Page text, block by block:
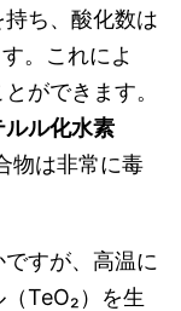
ち、酸化数は
。これによ
ができます。
ルル化水素
物は非常に毒
すが、高温に
TeO₂）を生